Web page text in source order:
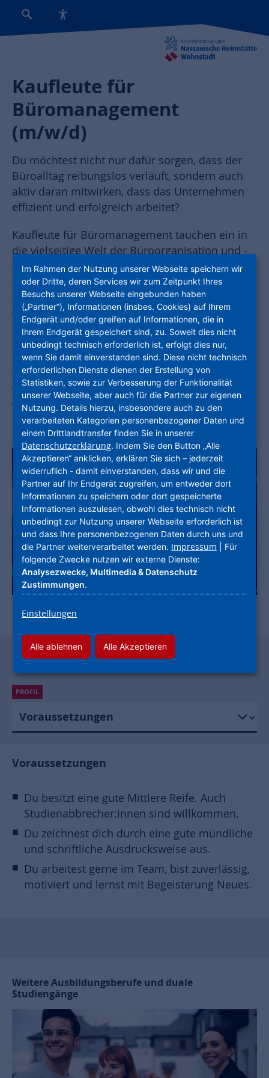
Kaufleute für
Büromanagement
(m/w/d)
Du möchtest nicht nur dafür sorgen, dass der
Büroalltag reibungslos verläuft, sondern auch
aktiv daran mitwirken, dass das Unternehmen
effizient und erfolgreich arbeitet?
Kaufleute für Büromanagement tauchen ein in
die vielseitige Welt der Büroorganisation und -
kommunikation. Du lernst, administrative
Prozesse zu koordinieren, Termine zu planen
und Geschäftsunterlagen zu verwalten. Dabei
entwickelst du ein tiefes Verständnis für
Bürosoftware, Projektmanagement und
Kundenkommunikation.
Bist du bereit, den Büroalltag mit deinem
Organisationstalent zu optimieren? Dann starte
deine Ausbildung bei der NHW!
PROFIL
Voraussetzungen
Du besitzt eine gute Mittlere Reife. Auch
Studienabbrecher:innen sind willkommen.
Du zeichnest dich durch eine gute mündliche
und schriftliche Ausdrucksweise aus.
Du arbeitest gerne im Team, bist zuverlässig,
motiviert und lernst mit Begeisterung Neues.
Weitere Ausbildungsberufe und duale
Studiengänge
Im Rahmen der Nutzung unserer Webseite speichern wir
oder Dritte, deren Services wir zum Zeitpunkt Ihres
Besuchs unserer Webseite eingebunden haben
(„Partner“), Informationen (insbes. Cookies) auf Ihrem
Endgerät und/oder greifen auf Informationen, die in
Ihrem Endgerät gespeichert sind, zu. Soweit dies nicht
unbedingt technisch erforderlich ist, erfolgt dies nur,
wenn Sie damit einverstanden sind. Diese nicht technisch
erforderlichen Dienste dienen der Erstellung von
Statistiken, sowie zur Verbesserung der Funktionalität
unserer Webseite, aber auch für die Partner zur eigenen
Nutzung. Details hierzu, insbesondere auch zu den
verarbeiteten Kategorien personenbezogener Daten und
einem Drittlandtransfer finden Sie in unserer
Datenschutzerklärung. Indem Sie den Button „Alle
Akzeptieren“ anklicken, erklären Sie sich – jederzeit
widerruflich - damit einverstanden, dass wir und die
Partner auf Ihr Endgerät zugreifen, um entweder dort
Informationen zu speichern oder dort gespeicherte
Informationen auszulesen, obwohl dies technisch nicht
unbedingt zur Nutzung unserer Webseite erforderlich ist
und dass Ihre personenbezogenen Daten durch uns und
die Partner weiterverarbeitet werden. Impressum | Für
folgende Zwecke nutzen wir externe Dienste:
Analysezwecke, Multimedia & Datenschutz
Zustimmungen.
Einstellungen
Alle ablehnen Alle Akzeptieren